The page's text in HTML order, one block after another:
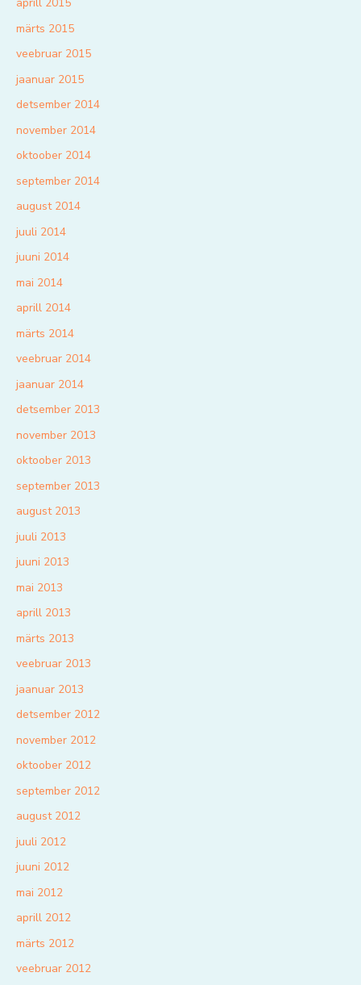
aprill 2015
märts 2015
veebruar 2015
jaanuar 2015
detsember 2014
november 2014
oktoober 2014
september 2014
august 2014
juuli 2014
juuni 2014
mai 2014
aprill 2014
märts 2014
veebruar 2014
jaanuar 2014
detsember 2013
november 2013
oktoober 2013
september 2013
august 2013
juuli 2013
juuni 2013
mai 2013
aprill 2013
märts 2013
veebruar 2013
jaanuar 2013
detsember 2012
november 2012
oktoober 2012
september 2012
august 2012
juuli 2012
juuni 2012
mai 2012
aprill 2012
märts 2012
veebruar 2012